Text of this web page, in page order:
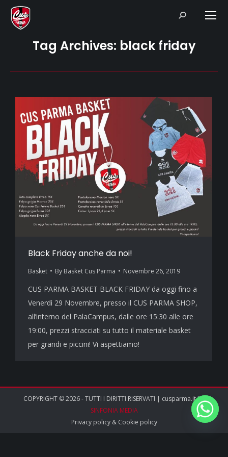
Search:
Tag Archives: black friday
Black Friday anche da noi!
Basket By Basket Cus Parma Novembre 26, 2019
CUS PARMA BASKET BLACK FRIDAY da oggi fino a
Venerdì 29 Novembre, presso il CUS PARMA SHOP,
all’interno del PalaCampus, dalle ore 15:30 alle ore
19:00, prezzi stracciati su tutto il materiale basket
per grandi e piccini! Vi aspettiamo!
COPYRIGHT © 2026 - TUTTI I DIRITTI RISERVATI | cusparma.it by
SINFONIA MEDIA
Privacy policy& Cookie policy